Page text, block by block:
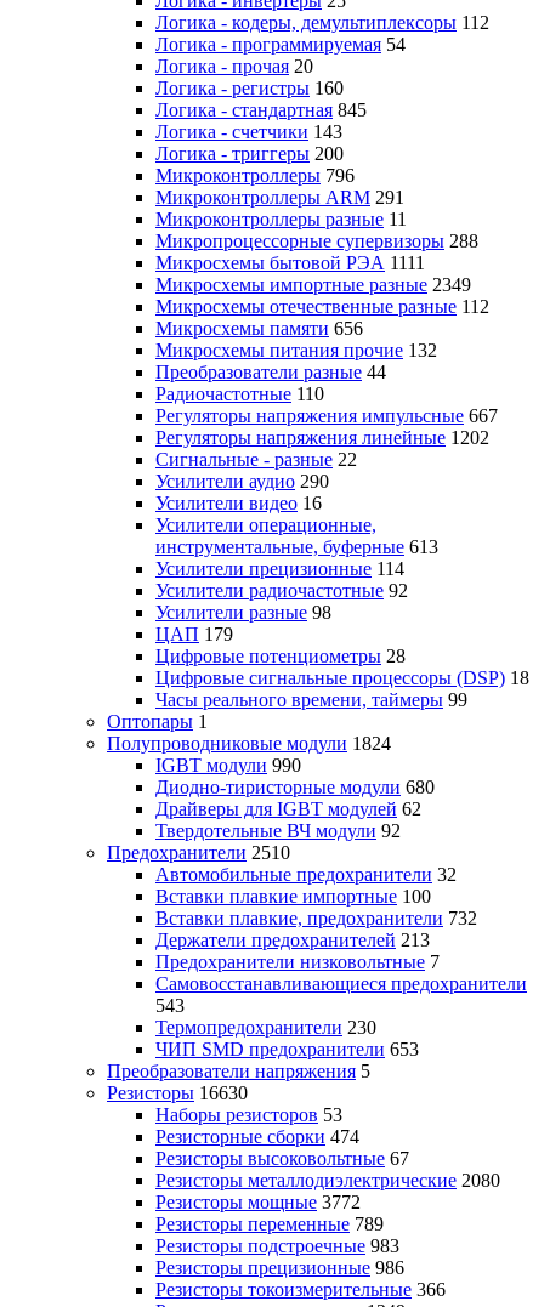
Логика - кодеры, демультиплексоры 112
Логика - программируемая 54
Логика - прочая 20
Логика - регистры 160
Логика - стандартная 845
Логика - счетчики 143
Логика - триггеры 200
Микроконтроллеры 796
Микроконтроллеры ARM 291
Микроконтроллеры разные 11
Микропроцессорные супервизоры 288
Микросхемы бытовой РЭА 1111
Микросхемы импортные разные 2349
Микросхемы отечественные разные 112
Микросхемы памяти 656
Микросхемы питания прочие 132
Преобразователи разные 44
Радиочастотные 110
Регуляторы напряжения импульсные 667
Регуляторы напряжения линейные 1202
Сигнальные - разные 22
Усилители аудио 290
Усилители видео 16
Усилители операционные,
инструментальные, буферные 613
Усилители прецизионные 114
Усилители радиочастотные 92
Усилители разные 98
ЦАП 179
Цифровые потенциометры 28
Цифровые сигнальные процессоры (DSP) 18
Часы реального времени, таймеры 99
Оптопары 1
Полупроводниковые модули 1824
IGBT модули 990
Диодно-тиристорные модули 680
Драйверы для IGBT модулей 62
Твердотельные ВЧ модули 92
Предохранители 2510
Автомобильные предохранители 32
Вставки плавкие импортные 100
Вставки плавкие, предохранители 732
Держатели предохранителей 213
Предохранители низковольтные 7
Самовосстанавливающиеся предохранители
543
Термопредохранители 230
ЧИП SMD предохранители 653
Преобразователи напряжения 5
Резисторы 16630
Наборы резисторов 53
Резисторные сборки 474
Резисторы высоковольтные 67
Резисторы металлодиэлектрические 2080
Резисторы мощные 3772
Резисторы переменные 789
Резисторы подстроечные 983
Резисторы прецизионные 986
Резисторы токоизмерительные 366